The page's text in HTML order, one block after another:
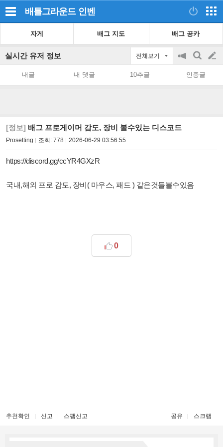
배틀그라운드 인벤
자게 배그 지도 배그 공카
실시간 유저 정보 전체보기
공
on/off
검
색
글
쓰
내글 내 댓글 10추글 인증글
[정보] 배그 프로게이머 감도, 장비 볼수있는 디스코드
Prosetting 조회: 778 2026-06-29 03:56:55
https://discord.gg/ccYR4GXzR
국내,해외 프로 감도, 장비( 마우스, 패드 ) 같은것들볼수있음
0
추천확인 신고 스팸신고 공유 스크랩